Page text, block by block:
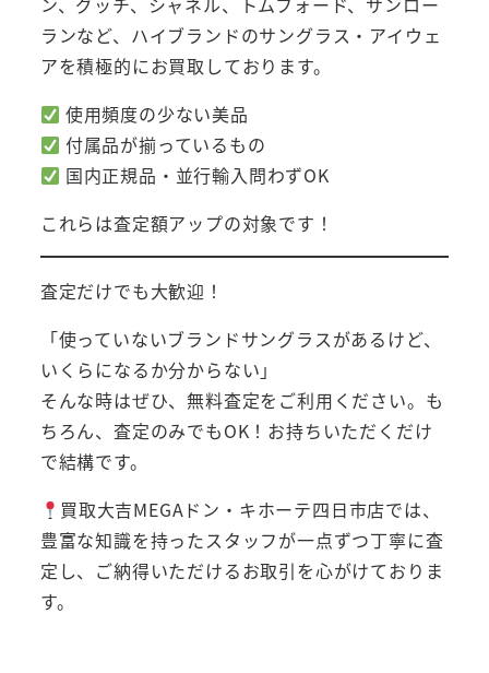
ランなど、ハイブランドのサングラス・アイウェ
アを積極的にお買取しております。
使用頻度の少ない美品
付属品が揃っているもの
国内正規品・並行輸入問わずOK
これらは査定額アップの対象です！
査定だけでも大歓迎！
「使っていないブランドサングラスがあるけど、
いくらになるか分からない」
そんな時はぜひ、無料査定をご利用ください。も
ちろん、査定のみでもOK！お持ちいただくだけ
で結構です。
買取大吉MEGAドン・キホーテ四日市店では、
豊富な知識を持ったスタッフが一点ずつ丁寧に査
定し、ご納得いただけるお取引を心がけておりま
す。